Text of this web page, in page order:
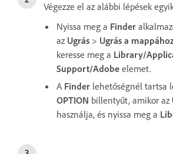
Végezze el az alábbi lépések
Nyissa meg a Finder
az Ugrás > Ugrás a
keresse meg a Library/
Support/Adobe elemet.
A Finder lehetőségnél tartsa
OPTION billentyűt, amikor az
használja, és nyissa meg a